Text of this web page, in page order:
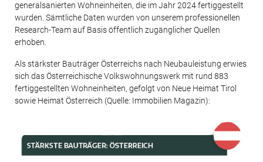
generalsanierten Wohneinheiten, die im Jahr 2024 fertiggestellt
wurden. Sämtliche Daten wurden von unserem professionellen
Research-Team auf Basis öffentlich zugänglicher Quellen
erhoben.
Als stärkster Bauträger Österreichs nach Neubauleistung erwies
sich das Österreichische Volkswohnungswerk mit rund 883
fertiggestellten Wohneinheiten, gefolgt von Neue Heimat Tirol
sowie Heimat Österreich (Quelle: Immobilien Magazin):